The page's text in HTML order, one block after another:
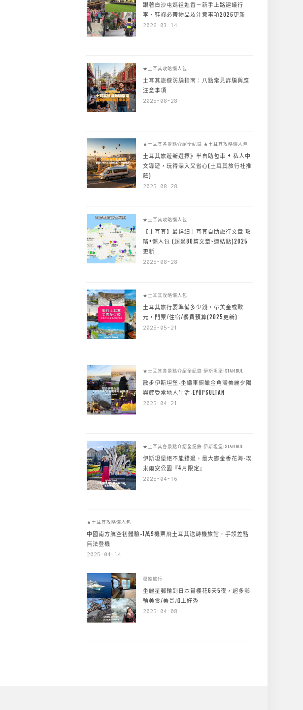
跟著白沙屯媽祖進香－新手上路建議行
李、鞋襪必帶物品及注意事項2026更新
2026-03-14
★土耳其攻略懶人包
土耳其旅遊防騙指南：八點常見詐騙與應
注意事項
2025-08-28
★土耳其各景點介紹全紀錄 ★土耳其攻略懶人包
土耳其旅遊新選擇》半自助包車 + 私人中
文導遊，玩得深入又省心(土耳其旅行社推
薦)
2025-08-28
★土耳其攻略懶人包
【土耳其】最詳細土耳其自助旅行文章 攻
略+懶人包 (超過80篇文章~連結點)2025
更新
2025-08-28
★土耳其攻略懶人包
土耳其旅行要準備多少錢，帶美金或歐
元，門票/住宿/餐費預算(2025更新)
2025-05-21
★土耳其各景點介紹全紀錄 伊斯坦堡ISTANBUL
散步伊斯坦堡-坐纜車俯瞰金角灣美麗夕陽
與感受當地人生活-EYÜPSULTAN
2025-04-21
★土耳其各景點介紹全紀錄 伊斯坦堡ISTANBUL
伊斯坦堡絕不能錯過，最大鬱金香花海-埃
米爾安公園『4月限定』
2025-04-16
★土耳其攻略懶人包
中國南方航空初體驗-1萬9機票飛土耳其送轉機旅館，手誤差點
無法登機
2025-04-14
郵輪旅行
坐麗星郵輪到日本賞櫻花6天5夜，超多郵
輪美食/美景加上好秀
2025-04-08